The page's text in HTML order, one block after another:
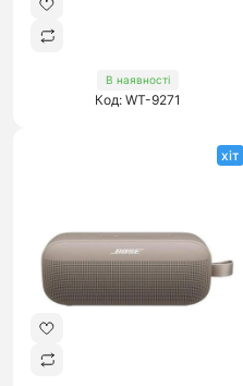
В наявності
Код: WT-9271
хіт